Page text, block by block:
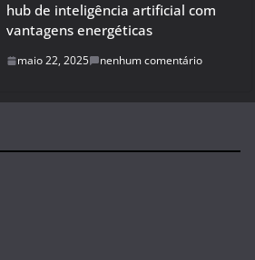
hub de inteligência artificial com
vantagens energéticas
maio 22, 2025 nenhum comentário